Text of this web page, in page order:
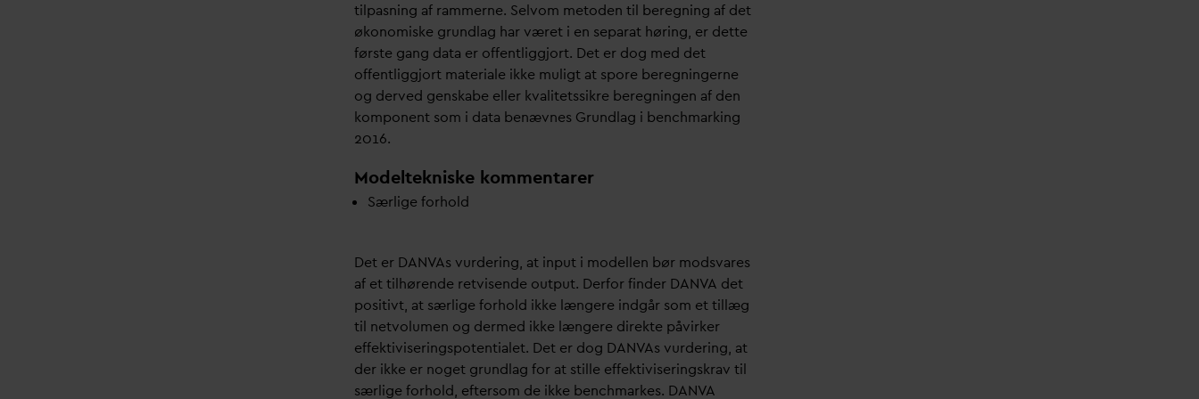
tilpasning af rammerne. Selvom metoden til beregning af det
økonomiske grundlag har været i en separat høring, er dette
første gang data er offentliggjort. Det er dog med det
offentliggjort materiale ikke muligt at spore beregningerne
og derved genskabe eller kvalitetssikre beregningen af den
komponent som i data benævnes Grundlag i benchmarking
2016.
Modeltekniske kommentarer
Særlige forhold
Det er DANVAs vurdering, at input i modellen bør modsvares
af et tilhørende retvisende output. Derfor finder DANVA det
positivt, at særlige forhold ikke længere indgår som et tillæg
til netvolumen og dermed ikke længere direkte påvirker
effektiviseringspotentialet. Det er dog DANVAs vurdering, at
der ikke er noget grundlag for at stille effektiviseringskrav til
særlige forhold, eftersom de ikke benchmarkes. DANVA